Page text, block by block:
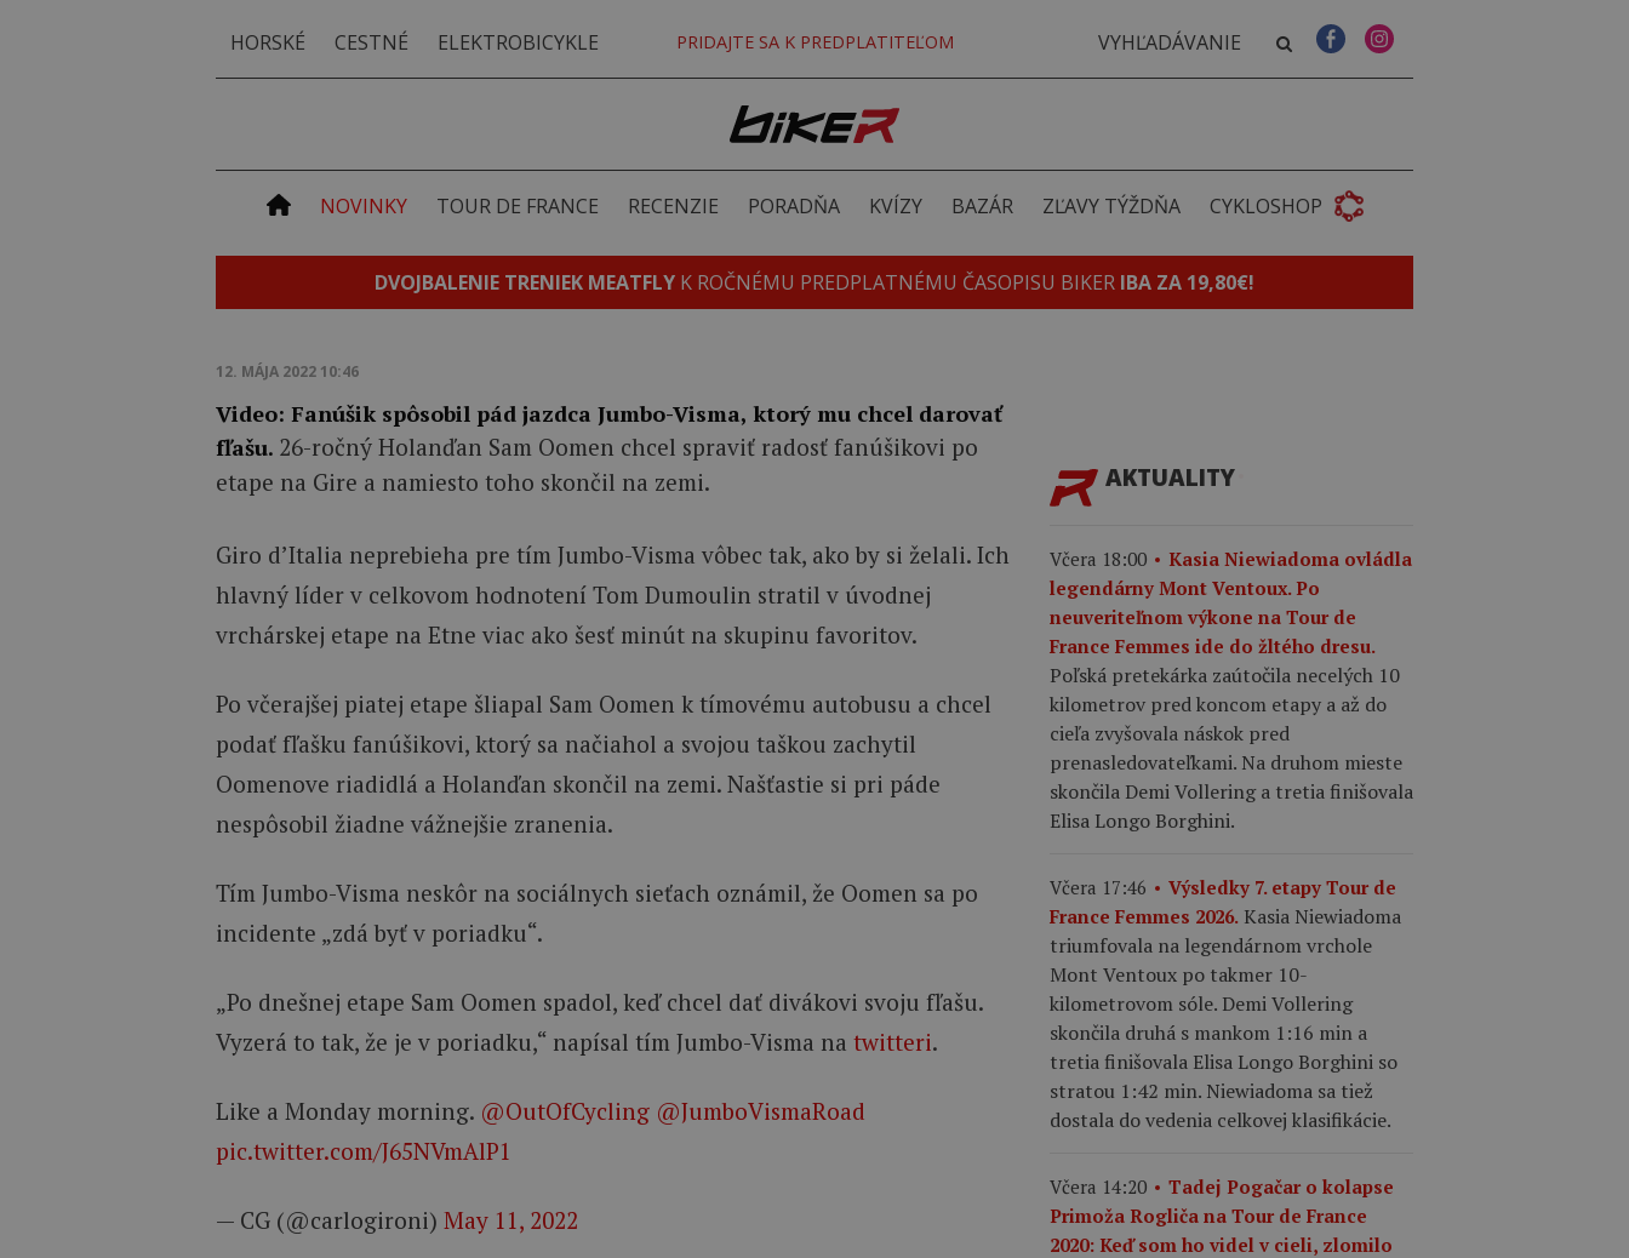
HORSKÉ CESTNÉ ELEKTROBICYKLE PRIDAJTE SA K PREDPLATITEĽOM
NOVINKY TOUR DE FRANCE RECENZIE PORADŇA KVÍZY BAZÁR ZĽAVY TÝŽDŇA CYKLOSHOP
DVOJBALENIE TRENIEK MEATFLY K ROČNÉMU PREDPLATNÉMU ČASOPISU BIKER IBA ZA 19,80€!
12. MÁJA 2022 10:46
Video: Fanúšik spôsobil pád jazdca Jumbo-Visma, ktorý mu chcel darovať
fľašu. 26-ročný Holanďan Sam Oomen chcel spraviť radosť fanúšikovi po
etape na Gire a namiesto toho skončil na zemi.
Giro d’Italia neprebieha pre tím Jumbo-Visma vôbec tak, ako by si želali. Ich
hlavný líder v celkovom hodnotení Tom Dumoulin stratil v úvodnej
vrchárskej etape na Etne viac ako šesť minút na skupinu favoritov.
Po včerajšej piatej etape šliapal Sam Oomen k tímovému autobusu a chcel
podať fľašku fanúšikovi, ktorý sa načiahol a svojou taškou zachytil
Oomenove riadidlá a Holanďan skončil na zemi. Našťastie si pri páde
nespôsobil žiadne vážnejšie zranenia.
Tím Jumbo-Visma neskôr na sociálnych sieťach oznámil, že Oomen sa po
incidente „zdá byť v poriadku“.
„Po dnešnej etape Sam Oomen spadol, keď chcel dať divákovi svoju fľašu.
Vyzerá to tak, že je v poriadku,“ napísal tím Jumbo-Visma na twitteri.
Like a Monday morning. @OutOfCycling @JumboVismaRoad
pic.twitter.com/J65NVmAlP1
— CG (@carlogironi) May 11, 2022
AKTUALITY
Včera 18:00
Kasia Niewiadoma ovládla
legendárny Mont Ventoux. Po
neuveriteľnom výkone na Tour de
France Femmes ide do žltého dresu.
Poľská pretekárka zaútočila necelých 10
kilometrov pred koncom etapy a až do
cieľa zvyšovala náskok pred
prenasledovateľkami. Na druhom mieste
skončila Demi Vollering a tretia finišovala
Elisa Longo Borghini.
Včera 17:46
Výsledky 7. etapy Tour de
France Femmes 2026. Kasia Niewiadoma
triumfovala na legendárnom vrchole
Mont Ventoux po takmer 10-
kilometrovom sóle. Demi Vollering
skončila druhá s mankom 1:16 min a
tretia finišovala Elisa Longo Borghini so
stratou 1:42 min. Niewiadoma sa tiež
dostala do vedenia celkovej klasifikácie.
Včera 14:20
Tadej Pogačar o kolapse
Primoža Rogliča na Tour de France
2020: Keď som ho videl v cieli, zlomilo